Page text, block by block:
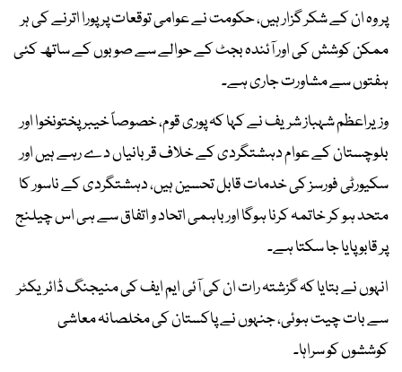
پر وہ ان کے شکر گزار ہیں، حکومت نے عوامی توقعات پر پورا اترنے کی ہر
ممکن کوشش کی اور آئندہ بجٹ کے حوالے سے صوبوں کے ساتھ کئی
ہفتوں سے مشاورت جاری ہے۔
وزیراعظم شہباز شریف نے کہا کہ پوری قوم، خصوصاً خیبر پختونخوا اور
بلوچستان کے عوام دہشتگردی کے خلاف قربانیاں دے رہے ہیں اور
سکیورٹی فورسز کی خدمات قابل تحسین ہیں، دہشتگردی کے ناسور کا
متحد ہو کر خاتمہ کرنا ہوگا اور باہمی اتحاد و اتفاق سے ہی اس چیلنج
پر قابو پایا جا سکتا ہے۔
انہوں نے بتایا کہ گزشتہ رات ان کی آئی ایم ایف کی منیجنگ ڈائریکٹر
سے بات چیت ہوئی، جنہوں نے پاکستان کی مخلصانہ معاشی
کوششوں کو سراہا۔